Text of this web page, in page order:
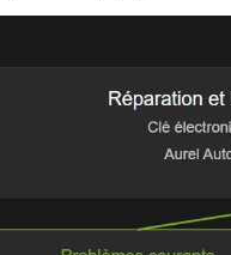
Vous souhaitez